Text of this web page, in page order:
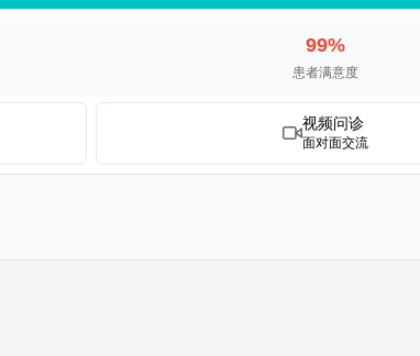
99%
患者满意度
视频问诊
面对面交流